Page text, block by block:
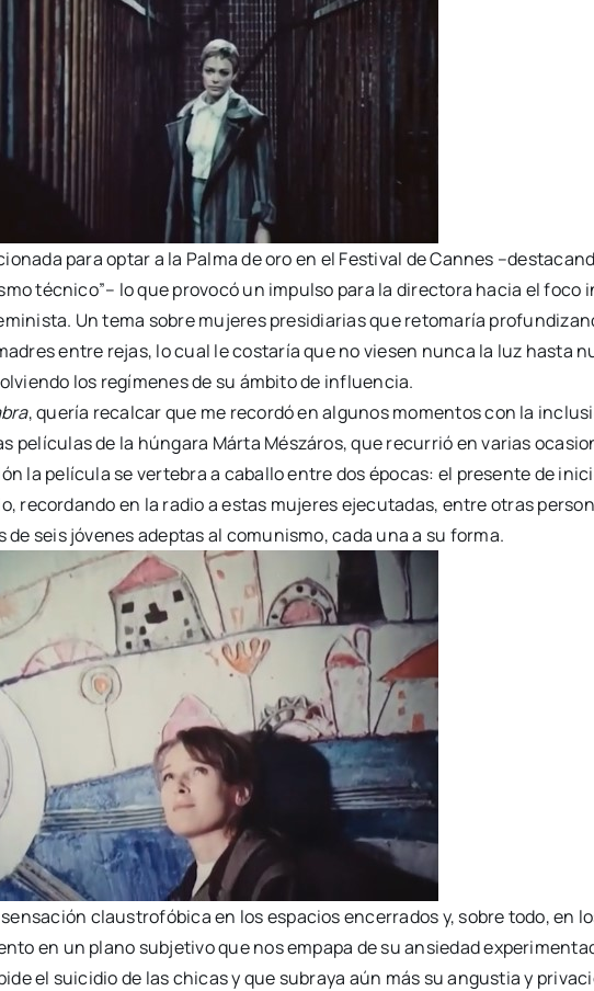
para optar a la Palma de oro en el Festival de Cannes
técnico”– lo que provocó un impulso para la directora hacia el
Un tema sobre mujeres presidiarias que retomaría
entre rejas, lo cual le costaría que no viesen nunca la luz hasta
los regímenes de su ámbito de influencia.
, quería recalcar que me recordó en algunos momentos con la
de la húngara Márta Mészáros, que recurrió en varias
la película se vertebra a caballo entre dos épocas: el presente de
recordando en la radio a estas mujeres ejecutadas, entre otras
seis jóvenes adeptas al comunismo, cada una a su forma.
claustrofóbica en los espacios encerrados y, sobre todo, en
en un plano subjetivo que nos empapa de su ansiedad
el suicidio de las chicas y que subraya aún más su angustia y